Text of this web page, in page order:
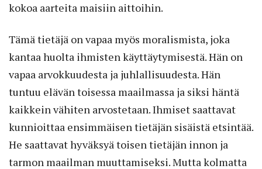
kokoa aarteita maisiin aittoihin.
Tämä tietäjä on vapaa myös moralismista, joka
kantaa huolta ihmisten käyttäytymisestä. Hän on
vapaa arvokkuudesta ja juhlallisuudesta. Hän
tuntuu elävän toisessa maailmassa ja siksi häntä
kaikkein vähiten arvostetaan. Ihmiset saattavat
kunnioittaa ensimmäisen tietäjän sisäistä etsintää.
He saattavat hyväksyä toisen tietäjän innon ja
tarmon maailman muuttamiseksi. Mutta kolmatta